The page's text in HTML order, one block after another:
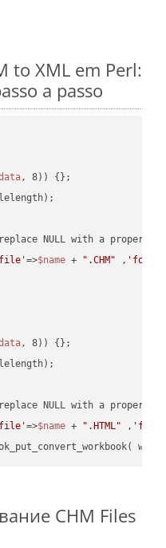
to XML em Perl:
a passo
, 8)) {};
=>$name + ".CHM" ,
, 8)) {};
=>$name + ".HTML" ,
CHM Files